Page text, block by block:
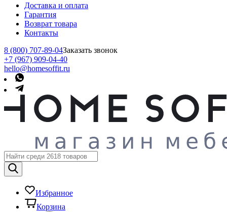
Доставка и оплата
Гарантия
Возврат товара
Контакты
8 (800) 707-89-04Заказать звонок
+7 (967) 909-04-40
hello@homesoffit.ru
Избранное
Корзина